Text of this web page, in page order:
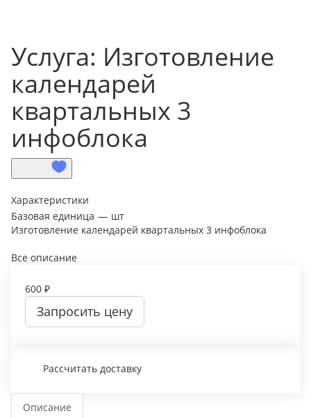
Услуга: Изготовление
календарей
квартальных 3
инфоблока
Характеристики
Базовая единица — шт
Изготовление календарей квартальных 3 инфоблока
Все описание
600 ₽
Запросить цену
Рассчитать доставку
Описание